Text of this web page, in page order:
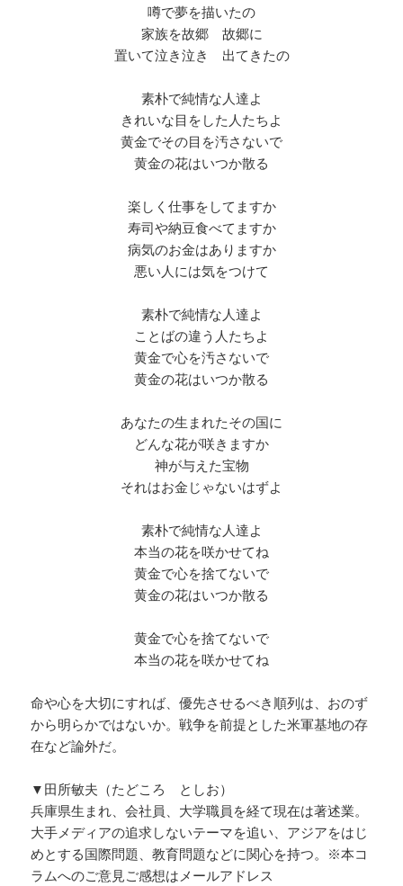
噂で夢を描いたの
家族を故郷 故郷に
置いて泣き泣き 出てきたの
素朴で純情な人達よ
きれいな目をした人たちよ
黄金でその目を汚さないで
黄金の花はいつか散る
楽しく仕事をしてますか
寿司や納豆食べてますか
病気のお金はありますか
悪い人には気をつけて
素朴で純情な人達よ
ことばの違う人たちよ
黄金で心を汚さないで
黄金の花はいつか散る
あなたの生まれたその国に
どんな花が咲きますか
神が与えた宝物
それはお金じゃないはずよ
素朴で純情な人達よ
本当の花を咲かせてね
黄金で心を捨てないで
黄金の花はいつか散る
黄金で心を捨てないで
本当の花を咲かせてね
命や心を大切にすれば、優先させるべき順列は、おのず
から明らかではないか。戦争を前提とした米軍基地の存
在など論外だ。
▼田所敏夫（たどころ としお）
兵庫県生まれ、会社員、大学職員を経て現在は著述業。
大手メディアの追求しないテーマを追い、アジアをはじ
めとする国際問題、教育問題などに関心を持つ。※本コ
ラムへのご意見ご感想はメールアドレス